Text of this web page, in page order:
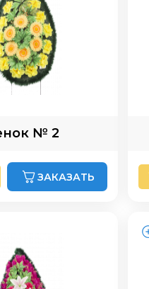
№ 2
ЗАКАЗАТЬ